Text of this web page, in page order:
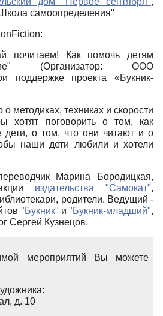
самоопределения"
почитаем! Как помочь детям
(Организатор: ООО
поддержке проекта «Букник-
о методиках, техниках и скорости
хотят поговорить о том, как
дети, о том, что они читают и о
наши дети любили и хотели
Марина Бородицкая,
издательства "Самокат",
родители. Ведущий -
"Букник" и"Букник-младший",
Сергей Кузнецов.
мероприятий Вы можете
д. 10